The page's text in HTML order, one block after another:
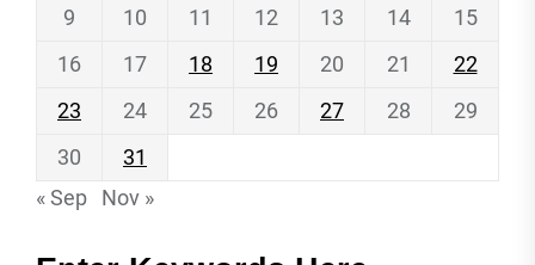
9
10 11 12 13 14
15
16
17 18 19 20 21
22
23
24 25 26 27 28
29
30
31
« Sep
Nov »